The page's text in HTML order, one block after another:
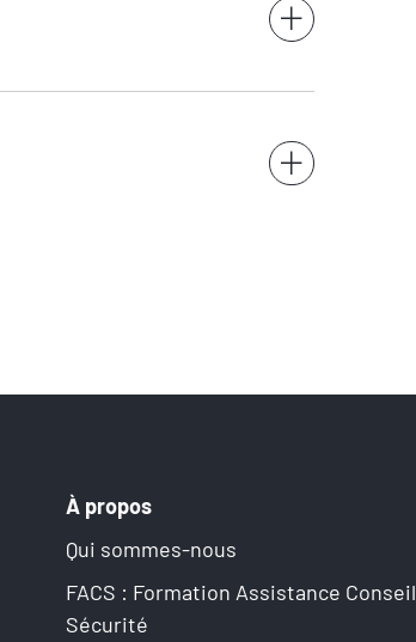
À propos
Qui sommes-nous
FACS : Formation Assistance Conseil
Sécurité